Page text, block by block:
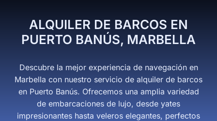
ALQUILER DE BARCOS EN
PUERTO BANÚS, MARBELLA
Descubre la mejor experiencia de navegación en
Marbella con nuestro servicio de alquiler de barcos
en Puerto Banús. Ofrecemos una amplia variedad
de embarcaciones de lujo, desde yates
impresionantes hasta veleros elegantes, perfectos